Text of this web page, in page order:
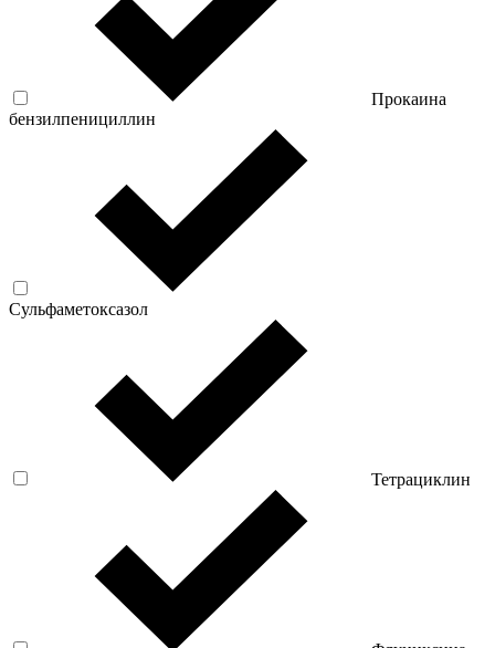
Прокаина
бензилпенициллин
Сульфаметоксазол
Тетрациклин